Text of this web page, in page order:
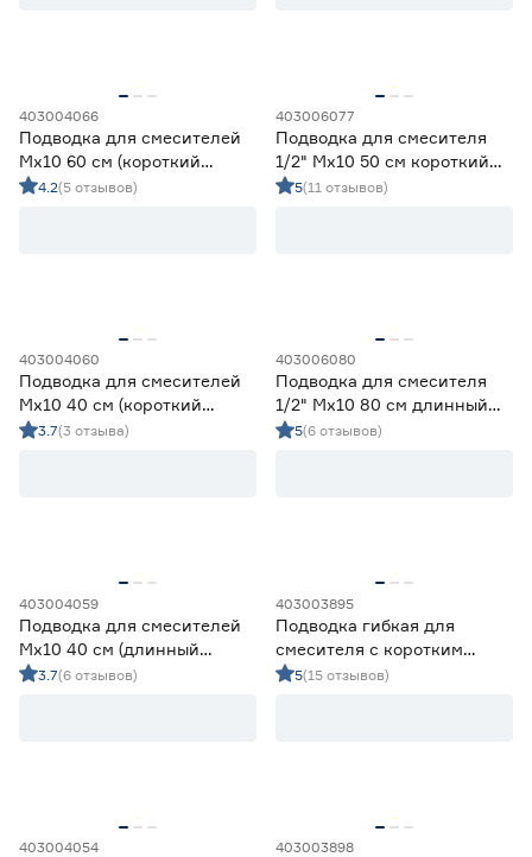
403004066
Подводка для смесителей
Мх10 60 см (короткий
штуцер)
4.2(5 отзывов)
403006077
Подводка для смесителя
1/2" Мх10 50 см короткий
наконечник ОПТИМА МНФ
5(11 отзывов)
403004060
Подводка для смесителей
Мх10 40 см (короткий
штуцер)
3.7(3 отзыва)
403006080
Подводка для смесителя
1/2" Мх10 80 см длинный
наконечник ОПТИМА МНФ
5(6 отзывов)
403004059
Подводка для смесителей
Мх10 40 см (длинный
штуцер)
3.7(6 отзывов)
403003895
Подводка гибкая для
смесителя с коротким
наконечником 1/2"ВР‑10 мм
5(15 отзывов)
403004054 403003898